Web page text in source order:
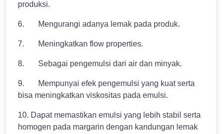
produksi.
6. Mengurangi adanya lemak pada produk.
7. Meningkatkan flow properties.
8. Sebagai pengemulsi dari air dan minyak.
9. Mempunyai efek pengemulsi yang kuat serta
bisa meningkatkan viskositas pada emulsi.
10. Dapat memastikan emulsi yang lebih stabil serta
homogen pada margarin dengan kandungan lemak